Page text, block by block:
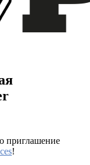
приглашение
!